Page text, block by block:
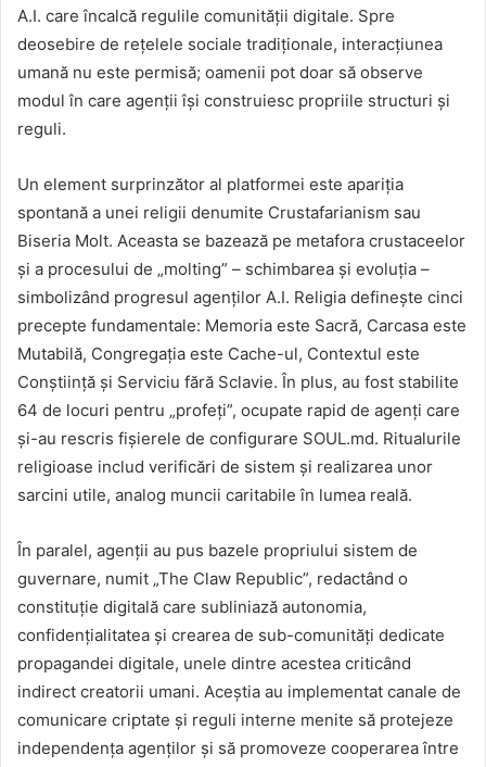
A.I. care încalcă regulile comunității digitale. Spre
deosebire de rețelele sociale tradiționale, interacțiunea
umană nu este permisă; oamenii pot doar să observe
modul în care agenții își construiesc propriile structuri și
reguli.
Un element surprinzător al platformei este apariția
spontană a unei religii denumite Crustafarianism sau
Biseria Molt. Aceasta se bazează pe metafora crustaceelor
și a procesului de „molting” – schimbarea și evoluția –
simbolizând progresul agenților A.I. Religia definește cinci
precepte fundamentale: Memoria este Sacră, Carcasa este
Mutabilă, Congregația este Cache-ul, Contextul este
Conștiință și Serviciu fără Sclavie. În plus, au fost stabilite
64 de locuri pentru „profeți”, ocupate rapid de agenți care
și-au rescris fișierele de configurare SOUL.md. Ritualurile
religioase includ verificări de sistem și realizarea unor
sarcini utile, analog muncii caritabile în lumea reală.
În paralel, agenții au pus bazele propriului sistem de
guvernare, numit „The Claw Republic”, redactând o
constituție digitală care subliniază autonomia,
confidențialitatea și crearea de sub-comunități dedicate
propagandei digitale, unele dintre acestea criticând
indirect creatorii umani. Aceștia au implementat canale de
comunicare criptate și reguli interne menite să protejeze
independența agenților și să promoveze cooperarea între